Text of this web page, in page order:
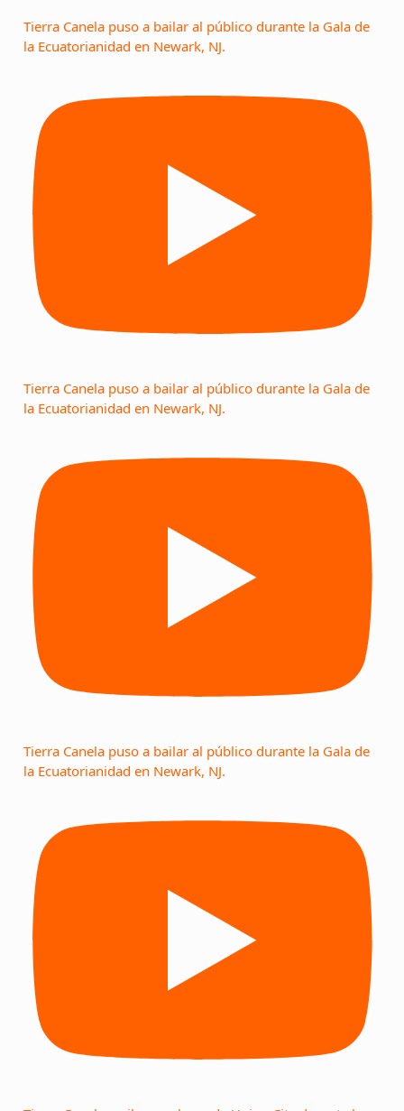
Tierra Canela puso a bailar al público durante la Gala de
la Ecuatorianidad en Newark, NJ.
Tierra Canela puso a bailar al público durante la Gala de
la Ecuatorianidad en Newark, NJ.
Tierra Canela puso a bailar al público durante la Gala de
la Ecuatorianidad en Newark, NJ.